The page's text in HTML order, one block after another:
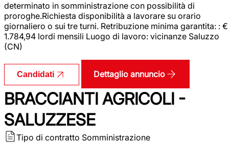
determinato in somministrazione con possibilità di
proroghe.Richiesta disponibilità a lavorare su orario
giornaliero o sui tre turni. Retribuzione minima garantita: : €
1.784,94 lordi mensili Luogo di lavoro: vicinanze Saluzzo
(CN)
Candidati Dettaglio annuncio
BRACCIANTI AGRICOLI -
SALUZZESE
Tipo di contratto Somministrazione